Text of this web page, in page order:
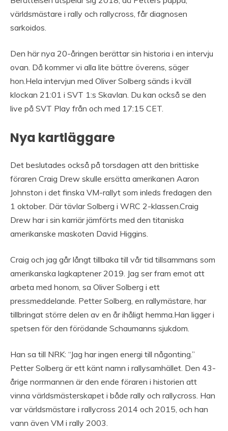
världsmästare i rally och rallycross, får diagnosen
sarkoidos.
Den här nya 20-åringen berättar sin historia i en intervju
ovan. Då kommer vi alla lite bättre överens, säger
hon.Hela intervjun med Oliver Solberg sänds i kväll
klockan 21:01 i SVT 1:s Skavlan. Du kan också se den
live på SVT Play från och med 17:15 CET.
Nya kartläggare
Det beslutades också på torsdagen att den brittiske
föraren Craig Drew skulle ersätta amerikanen Aaron
Johnston i det finska VM-rallyt som inleds fredagen den
1 oktober. Där tävlar Solberg i WRC 2-klassen.Craig
Drew har i sin karriär jämförts med den titaniska
amerikanske maskoten David Higgins.
Craig och jag går långt tillbaka till vår tid tillsammans som
amerikanska lagkaptener 2019. Jag ser fram emot att
arbeta med honom, sa Oliver Solberg i ett
pressmeddelande. Petter Solberg, en rallymästare, har
tillbringat större delen av en år ihåligt hemma.Han ligger i
spetsen för den förödande Schaumanns sjukdom.
Han sa till NRK: “Jag har ingen energi till någonting.”
Petter Solberg är ett känt namn i rallysamhället. Den 43-
årige norrmannen är den ende föraren i historien att
vinna världsmästerskapet i både rally och rallycross. Han
var världsmästare i rallycross 2014 och 2015, och han
vann även VM i rally 2003.